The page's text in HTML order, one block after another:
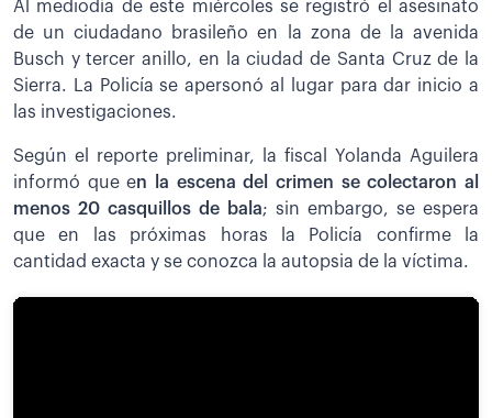
Al mediodía de este miércoles se registró el asesinato
de un ciudadano brasileño en la zona de la avenida
Busch y tercer anillo, en la ciudad de Santa Cruz de la
Sierra. La Policía se apersonó al lugar para dar inicio a
las investigaciones.
Según el reporte preliminar, la fiscal Yolanda Aguilera
informó que en la escena del crimen se colectaron al
menos 20 casquillos de bala; sin embargo, se espera
que en las próximas horas la Policía confirme la
cantidad exacta y se conozca la autopsia de la víctima.